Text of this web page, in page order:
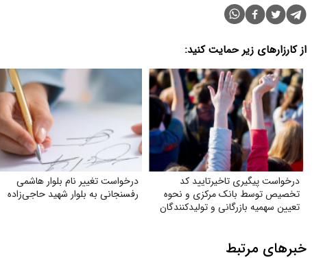
از کارزارهای زیر حمایت کنید:
درخواست پیگیری تاخیرتایید کد
تخصیص توسط بانک مرکزی و نحوه
تعیین سهمیه بازرگانی و تولیدکنندگان
درخواست تغییر نام بلوار هاشمی
رفسنجانی به بلوار شهید حاجی‌زاده
خبرهای مرتبط